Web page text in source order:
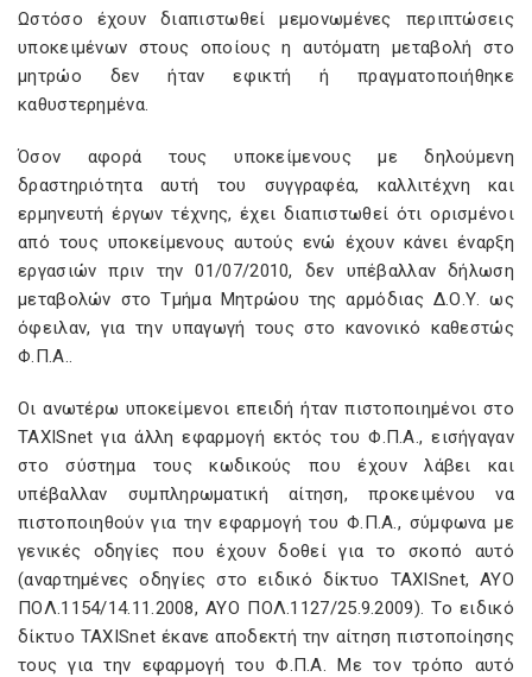
Ωστόσο έχουν διαπιστωθεί μεμονωμένες περιπτώσεις
υποκειμένων στους οποίους η αυτόματη μεταβολή στο
μητρώο δεν ήταν εφικτή ή πραγματοποιήθηκε
καθυστερημένα.
Όσον αφορά τους υποκείμενους με δηλούμενη
δραστηριότητα αυτή του συγγραφέα, καλλιτέχνη και
ερμηνευτή έργων τέχνης, έχει διαπιστωθεί ότι ορισμένοι
από τους υποκείμενους αυτούς ενώ έχουν κάνει έναρξη
εργασιών πριν την 01/07/2010, δεν υπέβαλλαν δήλωση
μεταβολών στο Τμήμα Μητρώου της αρμόδιας Δ.Ο.Υ. ως
όφειλαν, για την υπαγωγή τους στο κανονικό καθεστώς
Φ.Π.Α..
Οι ανωτέρω υποκείμενοι επειδή ήταν πιστοποιημένοι στο
TAXISnet για άλλη εφαρμογή εκτός του Φ.Π.Α., εισήγαγαν
στο σύστημα τους κωδικούς που έχουν λάβει και
υπέβαλλαν συμπληρωματική αίτηση, προκειμένου να
πιστοποιηθούν για την εφαρμογή του Φ.Π.Α., σύμφωνα με
γενικές οδηγίες που έχουν δοθεί για το σκοπό αυτό
(αναρτημένες οδηγίες στο ειδικό δίκτυο TAXISnet, ΑΥΟ
ΠΟΛ.1154/14.11.2008, ΑΥΟ ΠΟΛ.1127/25.9.2009). Το ειδικό
δίκτυο TAXISnet έκανε αποδεκτή την αίτηση πιστοποίησης
τους για την εφαρμογή του Φ.Π.Α. Με τον τρόπο αυτό